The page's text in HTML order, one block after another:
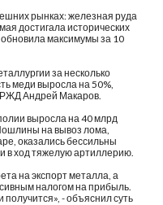
рынках: железная руда
достигала исторических
максимумы за 10
за несколько
меди выросла на 50%,
РЖД Андрей Макаров.
выросла на 40 млрд
на вывоз лома,
оказались бессильны
в ход тяжелую артиллерию.
на экспорт металла, а
налогом на прибыль.
получится», - объяснил суть